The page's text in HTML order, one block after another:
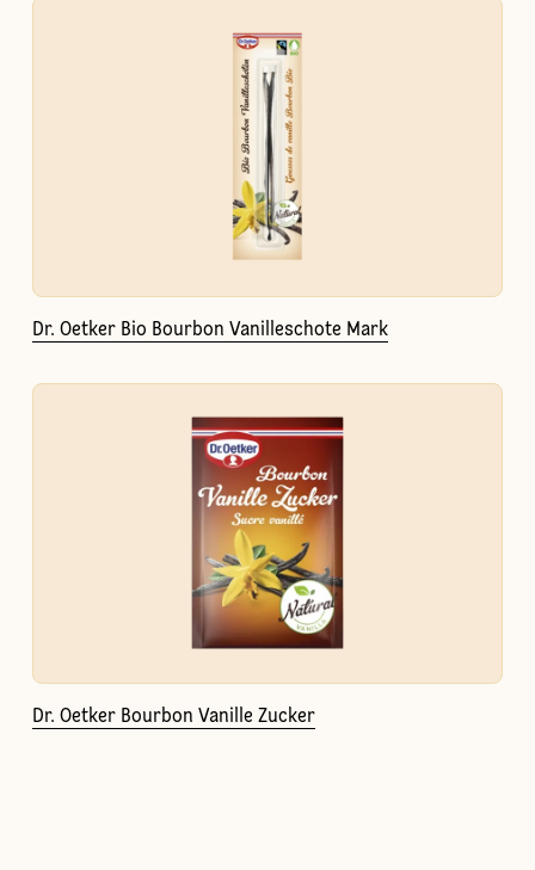
Dr. Oetker Bio Bourbon Vanilleschote Mark
Dr. Oetker Bourbon Vanille Zucker